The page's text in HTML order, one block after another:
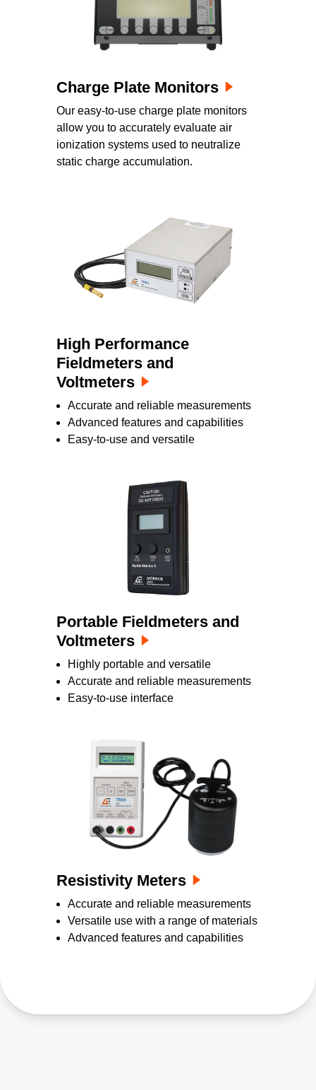
Charge Plate Monitors
Our easy-to-use charge plate monitors
allow you to accurately evaluate air
ionization systems used to neutralize
static charge accumulation.
High Performance
Fieldmeters and
Voltmeters
Accurate and reliable measurements
Advanced features and capabilities
Easy-to-use and versatile
Portable Fieldmeters and
Voltmeters
Highly portable and versatile
Accurate and reliable measurements
Easy-to-use interface
Resistivity Meters
Accurate and reliable measurements
Versatile use with a range of materials
Advanced features and capabilities